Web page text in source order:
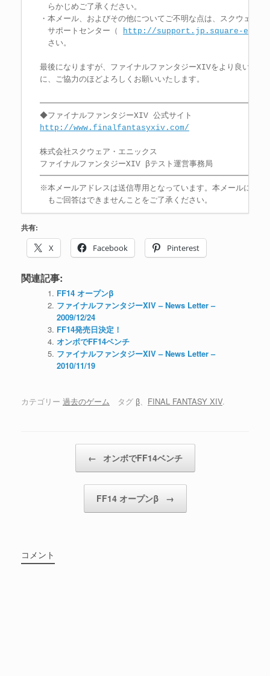
らかじめご了承ください。
・本メール、およびその他についてご不明な点は、スクウェア・
サポートセンター（ http://support.jp.square-
さい。
最後になりますが、ファイナルファンタジーXIVをより良いゲー
に、ご協力のほどよろしくお願いいたします。
http://www.finalfantasyxiv.com/
株式会社スクウェア・エニックス
ファイナルファンタジーXIV βテスト運営事務局
※本メールアドレスは送信専用となっています。本メールに返信
もご回答はできませんことをご了承ください。
共有:
X
Facebook Pinterest
関連記事:
FF14 オープンβ
ファイナルファンタジーXIV – News Letter –
2009/12/24
FF14発売日決定！
オンボでFF14ベンチ
ファイナルファンタジーXIV – News Letter –
2010/11/19
カテゴリー 過去のゲーム タグ β、 FINAL FANTASY XIV.
← オンボでFF14ベンチ
FF14 オープンβ →
コメント